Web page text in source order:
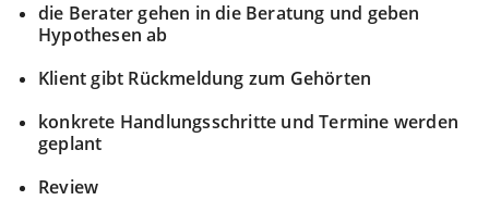
die Berater gehen in die Beratung und geben
Hypothesen ab
Klient gibt Rückmeldung zum Gehörten
konkrete Handlungsschritte und Termine werden
geplant
Review